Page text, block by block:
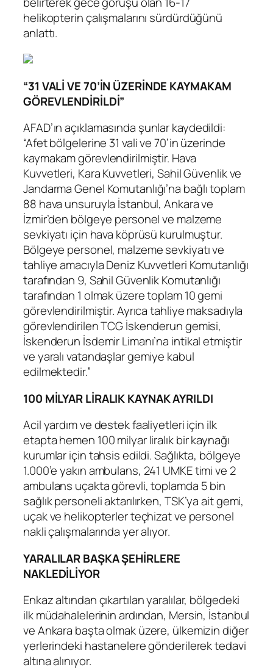
helikopterin çalışmalarını sürdürdüğünü
anlattı.
“31 VALİ VE 70’İN ÜZERİNDE KAYMAKAM
GÖREVLENDİRİLDİ”
AFAD’ın açıklamasında şunlar kaydedildi:
“Afet bölgelerine 31 vali ve 70’in üzerinde
kaymakam görevlendirilmiştir. Hava
Kuvvetleri, Kara Kuvvetleri, Sahil Güvenlik ve
Jandarma Genel Komutanlığı’na bağlı toplam
88 hava unsuruyla İstanbul, Ankara ve
İzmir’den bölgeye personel ve malzeme
sevkiyatı için hava köprüsü kurulmuştur.
Bölgeye personel, malzeme sevkiyatı ve
tahliye amacıyla Deniz Kuvvetleri Komutanlığı
tarafından 9, Sahil Güvenlik Komutanlığı
tarafından 1 olmak üzere toplam 10 gemi
görevlendirilmiştir. Ayrıca tahliye maksadıyla
görevlendirilen TCG İskenderun gemisi,
İskenderun İsdemir Limanı’na intikal etmiştir
ve yaralı vatandaşlar gemiye kabul
edilmektedir.”
100 MİLYAR LİRALIK KAYNAK AYRILDI
Acil yardım ve destek faaliyetleri için ilk
etapta hemen 100 milyar liralık bir kaynağı
kurumlar için tahsis edildi. Sağlıkta, bölgeye
1.000’e yakın ambulans, 241 UMKE timi ve 2
ambulans uçakta görevli, toplamda 5 bin
sağlık personeli aktarılırken, TSK’ya ait gemi,
uçak ve helikopterler teçhizat ve personel
nakli çalışmalarında yer alıyor.
YARALILAR BAŞKA ŞEHİRLERE
NAKLEDİLİYOR
Enkaz altından çıkartılan yaralılar, bölgedeki
ilk müdahalelerinin ardından, Mersin, İstanbul
ve Ankara başta olmak üzere, ülkemizin diğer
yerlerindeki hastanelere gönderilerek tedavi
altına alınıyor.